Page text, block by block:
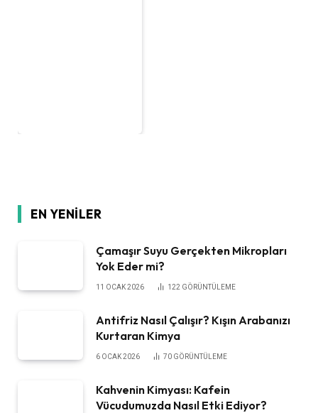
EN YENILER
Çamaşır Suyu Gerçekten Mikropları
Yok Eder mi?
11 OCAK 2026 122 GÖRÜNTÜLEME
Antifriz Nasıl Çalışır? Kışın Arabanızı
Kurtaran Kimya
6 OCAK 2026 70 GÖRÜNTÜLEME
Kahvenin Kimyası: Kafein
Vücudumuzda Nasıl Etki Ediyor?